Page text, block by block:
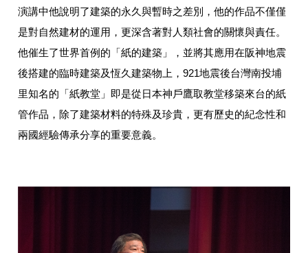
演講中他說明了建築的永久與暫時之差別，他的作品不僅僅
是對自然建材的運用，更深含著對人類社會的關懷與責任。
他催生了世界首例的「紙的建築」，並將其應用在阪神地震
後搭建的臨時建築及恆久建築物上，921地震後台灣南投埔
里知名的「紙教堂」即是從日本神戶鷹取教堂移築來台的紙
管作品，除了建築材料的特殊及珍貴，更有歷史的紀念性和
兩國經驗傳承分享的重要意義。